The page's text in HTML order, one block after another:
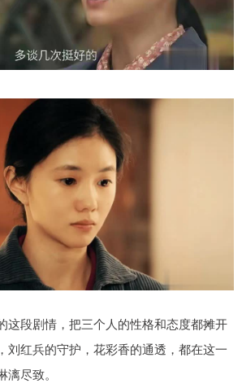
这段剧情，把三个人的性格和态度都摊开
刘红兵的守护，花彩香的通透，都在这一
尽致。